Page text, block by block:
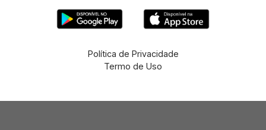
Política de Privacidade
Termo de Uso